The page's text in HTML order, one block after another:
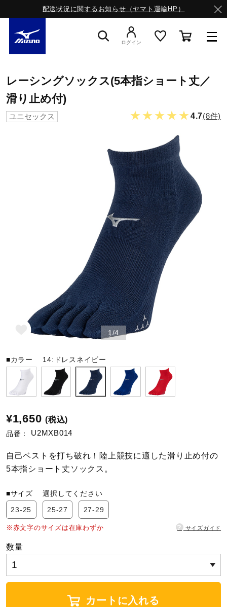
配送状況に関するお知らせ（ヤマト運輸HP）
ライフスタイルウエア
サッカー／フットサル
ゴルフ
スイム
バレーボール
卓球
ソフトボール
ログイン
レーシングソックス(5本指ショート丈／
滑り止め付)
ユニセックス ★★★★★ 4.7(8件)
1/4
■カラー 14:ドレスネイビー
¥1,650 (税込)
品番： U2MXB014
自己ベストを打ち破れ！陸上競技に適した滑り止め付の
5本指ショート丈ソックス。
■サイズ選択してください
23-25
25-27 27-29
※赤文字のサイズは在庫わずか ? サイズガイド
数量
カートに入れる